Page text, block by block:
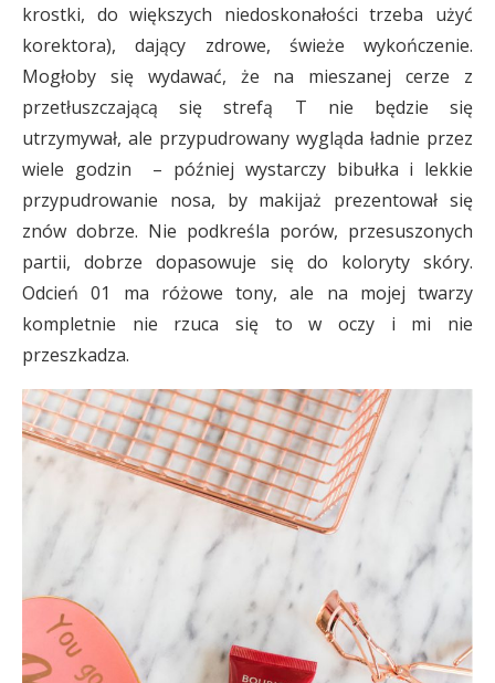
krostki, do większych niedoskonałości trzeba użyć
korektora), dający zdrowe, świeże wykończenie.
Mogłoby się wydawać, że na mieszanej cerze z
przetłuszczającą się strefą T nie będzie się
utrzymywał, ale przypudrowany wygląda ładnie przez
wiele godzin – później wystarczy bibułka i lekkie
przypudrowanie nosa, by makijaż prezentował się
znów dobrze. Nie podkreśla porów, przesuszonych
partii, dobrze dopasowuje się do koloryty skóry.
Odcień 01 ma różowe tony, ale na mojej twarzy
kompletnie nie rzuca się to w oczy i mi nie
przeszkadza.